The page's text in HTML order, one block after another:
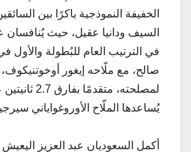
الخفيفة النموذجية باكرًا بين
السيف ودانيا عقيل، حيث يُنافسان
صالح، مع ملّاحه إيغور
لمصلحته،
يُساعدها الملّاح الأوروغواياني
أكمل السعوديان عبد العزيز